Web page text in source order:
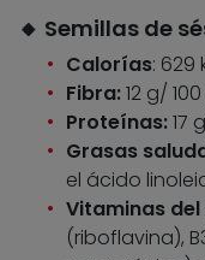
🔸 Semillas de
Calorías: 629
Fibra:12 g/
Proteínas:17
Grasas
el ácido
Vitaminas del
(riboflavina),